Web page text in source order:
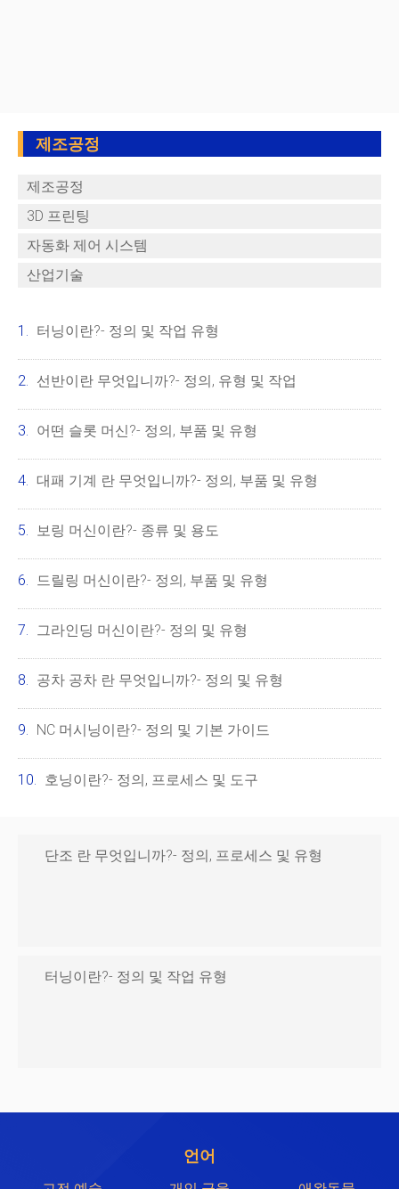
제조공정
제조공정
3D 프린팅
자동화 제어 시스템
산업기술
터닝이란?- 정의 및 작업 유형
선반이란 무엇입니까?- 정의, 유형 및 작업
어떤 슬롯 머신?- 정의, 부품 및 유형
대패 기계 란 무엇입니까?- 정의, 부품 및 유형
보링 머신이란?- 종류 및 용도
드릴링 머신이란?- 정의, 부품 및 유형
그라인딩 머신이란?- 정의 및 유형
공차 공차 란 무엇입니까?- 정의 및 유형
NC 머시닝이란?- 정의 및 기본 가이드
호닝이란?- 정의, 프로세스 및 도구
단조 란 무엇입니까?- 정의, 프로세스 및 유형
터닝이란?- 정의 및 작업 유형
언어